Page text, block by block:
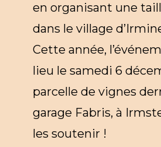
en organisant une
dans le village
Cette année,
lieu le samedi 6
parcelle de vignes
garage Fabris, à
les soutenir !